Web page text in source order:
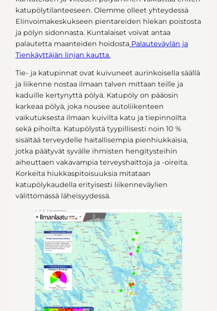
katupölytilanteeseen. Olemme olleet yhteydessä
Elinvoimakeskukseen pientareiden hiekan poistosta
ja pölyn sidonnasta. Kuntalaiset voivat antaa
palautetta maanteiden hoidosta Palauteväylän ja
Tienkäyttäjän linjan kautta.
Tie- ja katupinnat ovat kuivuneet aurinkoisella säällä
ja liikenne nostaa ilmaan talven mittaan teille ja
kaduille kertynyttä pölyä. Katupöly on pääosin
karkeaa pölyä, joka nousee autoliikenteen
vaikutuksesta ilmaan kuivilta katu ja tiepinnoilta
sekä pihoilta. Katupölystä tyypillisesti noin 10 %
sisältää terveydelle haitallisempia pienhiukkaisia,
jotka päätyvät syvälle ihmisten hengitysteihin
aiheuttaen vakavampia terveyshaittoja ja -oireita.
Korkeita hiukkaspitoisuuksia mitataan
katupölykaudella erityisesti liikenneväylien
välittömässä läheisyydessä.